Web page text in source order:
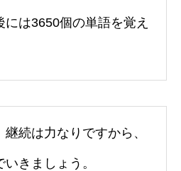
には3650個の単語を覚え
続は力なりですから、
きましょう。